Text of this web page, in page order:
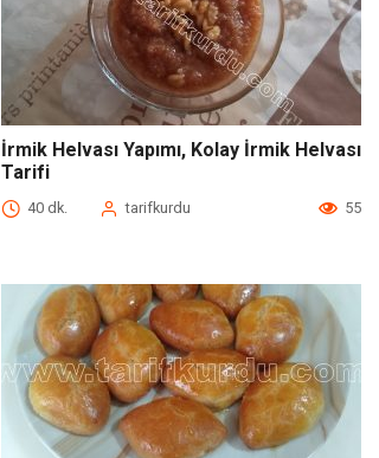
İrmik Helvası Yapımı, Kolay İrmik Helvası
Tarifi
40 dk. tarifkurdu 55